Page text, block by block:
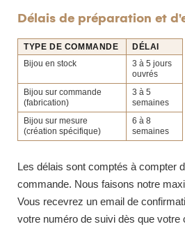
Délais de préparation et
TYPE DE COMMANDE
DÉLAI
Bijou en stock
3 à 5 jours
ouvrés
Bijou sur commande
(fabrication)
3 à 5
semaines
Bijou sur mesure
(création spécifique)
6 à 8
semaines
Les délais sont comptés à compter
commande. Nous faisons notre
Vous recevrez un email de
votre numéro de suivi dès que votre